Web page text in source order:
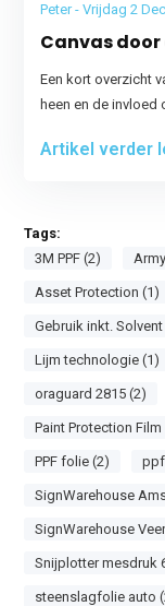
Peter - Vrijdag 2
Canvas door
Een kort overzicht
heen en de
Artikel verder
Tags:
3M PPF (2)
Asset Protection (1)
Gebruik inkt.
Lijm technologie (1)
oraguard 2815 (2)
Paint Protection Film
PPF folie (2)
SignWarehouse
SignWarehouse
Snijplotter mesdruk
steenslagfolie auto